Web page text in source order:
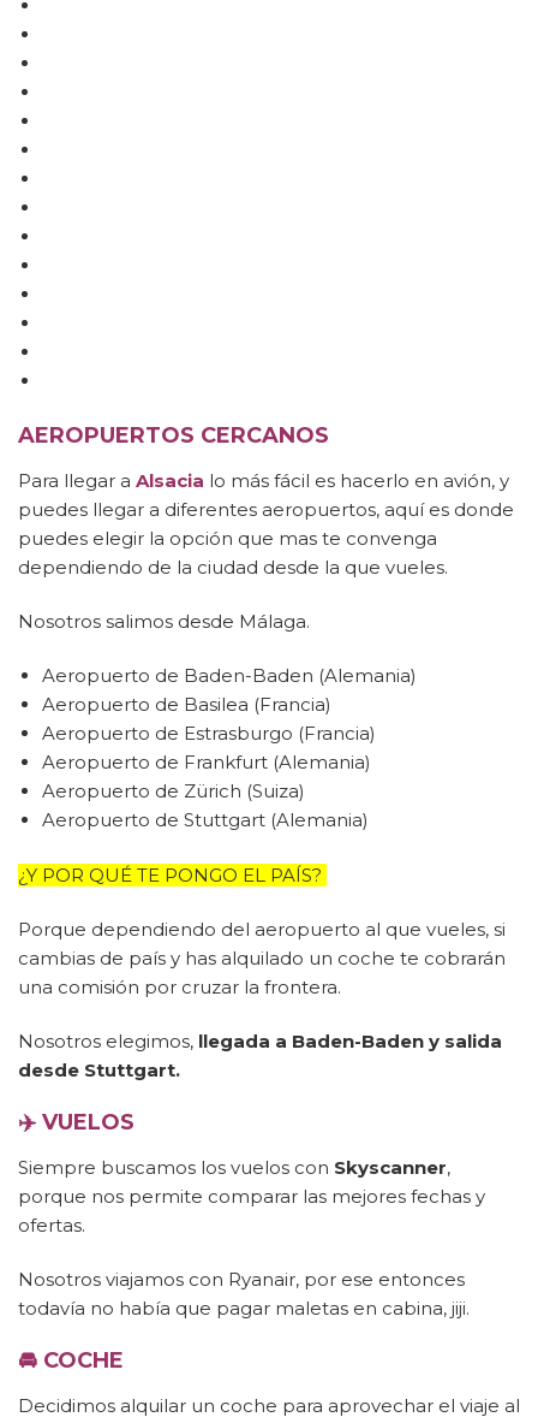
AEROPUERTOS CERCANOS
Para llegar a Alsacia lo más fácil es hacerlo en avión, y
puedes llegar a diferentes aeropuertos, aquí es donde
puedes elegir la opción que mas te convenga
dependiendo de la ciudad desde la que vueles.
Nosotros salimos desde Málaga.
Aeropuerto de Baden-Baden (Alemania)
Aeropuerto de Basilea (Francia)
Aeropuerto de Estrasburgo (Francia)
Aeropuerto de Frankfurt (Alemania)
Aeropuerto de Zürich (Suiza)
Aeropuerto de Stuttgart (Alemania)
¿Y POR QUÉ TE PONGO EL PAÍS?
Porque dependiendo del aeropuerto al que vueles, si
cambias de país y has alquilado un coche te cobrarán
una comisión por cruzar la frontera.
Nosotros elegimos, llegada a Baden-Baden y salida
desde Stuttgart.
✈️ VUELOS
Siempre buscamos los vuelos con Skyscanner,
porque nos permite comparar las mejores fechas y
ofertas.
Nosotros viajamos con Ryanair, por ese entonces
todavía no había que pagar maletas en cabina, jiji.
🚘 COCHE
Decidimos alquilar un coche para aprovechar el viaje al